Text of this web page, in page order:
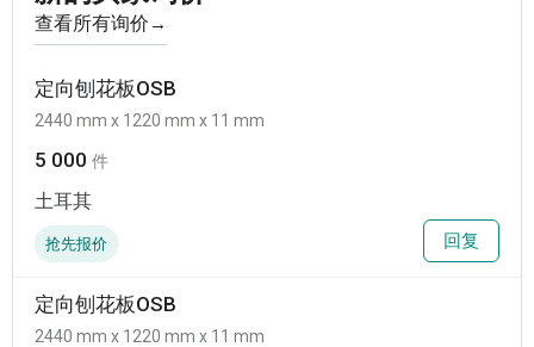
查看所有询价 →
定向刨花板OSB
2440 mm x 1220 mm x 11 mm
5 000 件
土耳其
抢先报价 回复
定向刨花板OSB
2440 mm x 1220 mm x 11 mm